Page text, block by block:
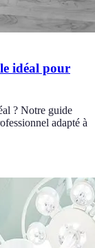
idéal pour
? Notre guide
adapté à